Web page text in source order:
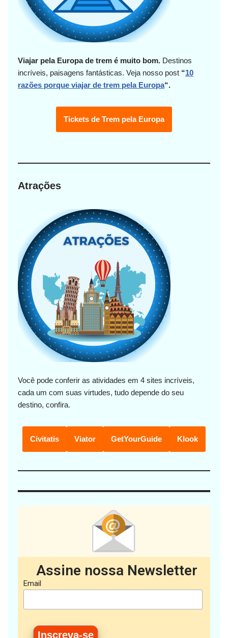
Viajar pela Europa de trem é muito bom. Destinos
incríveis, paisagens fantásticas. Veja nosso post “10
razões porque viajar de trem pela Europa“.
Tickets de Trem pela Europa
Atrações
Você pode conferir as atividades em 4 sites incríveis,
cada um com suas virtudes, tudo depende do seu
destino, confira.
Civitatis Viator GetYourGuide Klook
Assine nossa Newsletter
Email